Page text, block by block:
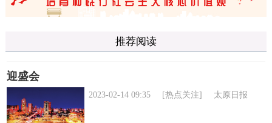
推荐阅读
迎盛会
2023-02-14 09:35 [热点关注] 太原日报